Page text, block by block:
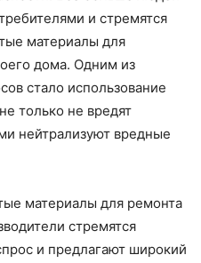
и стремятся
материалы для
дома. Одним из
стало использование
только не вредят
нейтрализуют вредные
материалы для ремонта
стремятся
и предлагают широкий